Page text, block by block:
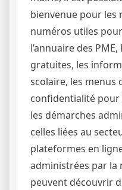
bienvenue pour les
numéros utiles
l’annuaire des
gratuites, les
scolaire, les menus
confidentialité pour
les démarches
celles liées au
plateformes en
administrées par la
peuvent découvrir